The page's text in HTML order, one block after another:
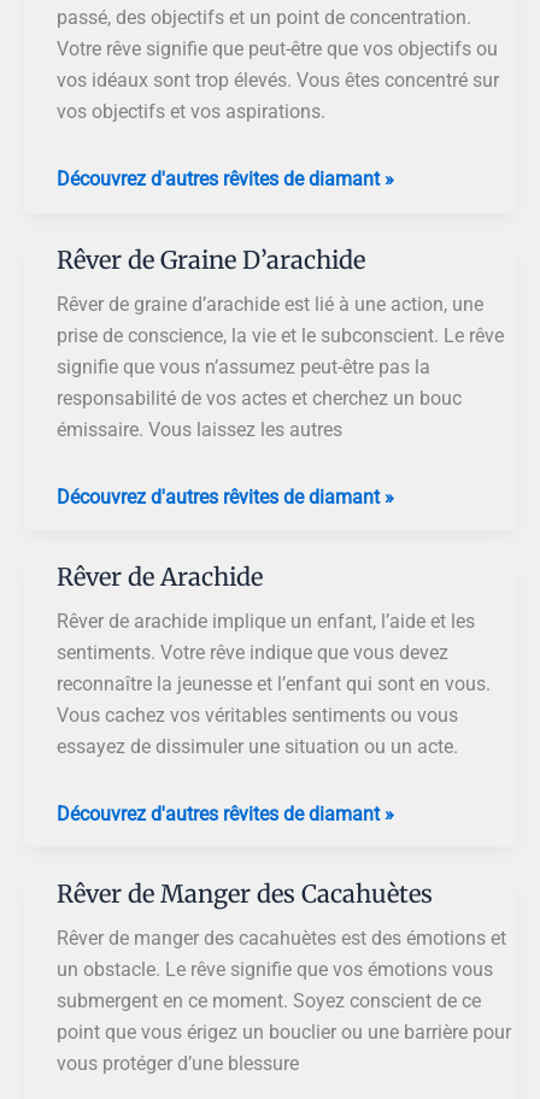
passé, des objectifs et un point de concentration.
Votre rêve signifie que peut-être que vos objectifs ou
vos idéaux sont trop élevés. Vous êtes concentré sur
vos objectifs et vos aspirations.
Rêver
des
Cacahuète
Découvrez d'autres rêvites de diamant »
Rêver de Graine D’arachide
Rêver de graine d’arachide est lié à une action, une
prise de conscience, la vie et le subconscient. Le rêve
signifie que vous n’assumez peut-être pas la
responsabilité de vos actes et cherchez un bouc
émissaire. Vous laissez les autres
Rêver
D’arachide
Découvrez d'autres rêvites de diamant »
Rêver de Arachide
Rêver de arachide implique un enfant, l’aide et les
sentiments. Votre rêve indique que vous devez
reconnaître la jeunesse et l’enfant qui sont en vous.
Vous cachez vos véritables sentiments ou vous
essayez de dissimuler une situation ou un acte.
Rêver
Découvrez d'autres rêvites de diamant »
Rêver de Manger des Cacahuètes
Rêver de manger des cacahuètes est des émotions et
un obstacle. Le rêve signifie que vos émotions vous
submergent en ce moment. Soyez conscient de ce
point que vous érigez un bouclier ou une barrière pour
vous protéger d’une blessure